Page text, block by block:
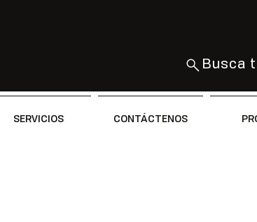
Busca
SERVICIOS CONTÁCTENOS